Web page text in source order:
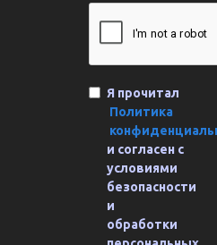
Я прочитал
Политика
и согласен с
условиями
безопасности
и
обработки